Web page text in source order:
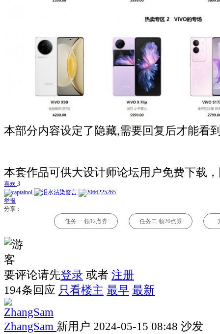
本部分内容设定了隐藏,需要回复后才能看
本套作品可供大设计师论坛用户免费下载
喜欢 3
举报
分享：
任务一 领12点券
任务二 领20点券
要评论请先登录 或者 注册
194条回应 只看楼主 最早 最新
ZhangSam 新用户 2024-05-15 08:48 沙发